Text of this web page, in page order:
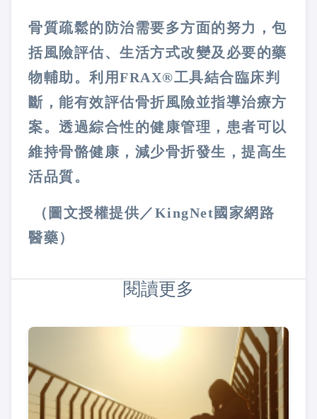
骨質疏鬆的防治需要多方面的努力，包
括風險評估、生活方式改變及必要的藥
物輔助。利用FRAX®工具結合臨床判
斷，能有效評估骨折風險並指導治療方
案。透過綜合性的健康管理，患者可以
維持骨骼健康，減少骨折發生，提高生
活品質​​​。
（圖文授權提供／KingNet國家網路
醫藥）
閱讀更多